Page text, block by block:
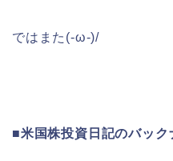
ではまた(-ω-)/
■米国株投資日記のバック